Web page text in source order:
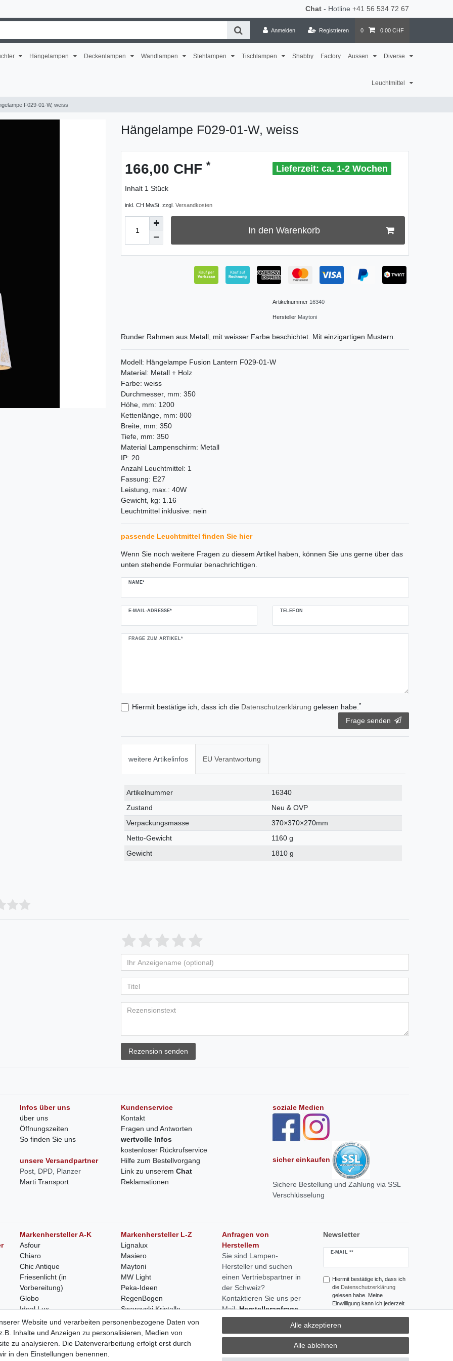
Chat - Hotline +41 56 534 72 67
Anmelden Registrieren 0 0,00 CHF
Hängelampen Deckenlampen Wandlampen Stehlampen Tischlampen Shabby Factory Aussen Diverse
Leuchtmittel
F029-01-W, weiss
Hängelampe F029-01-W, weiss
166,00 CHF *
Inhalt 1 Stück
ca. 1-2 Wochen
inkl. CH MwSt. zzgl. Versandkosten
In den Warenkorb
Artikelnummer 16340
Hersteller Maytoni
Runder Rahmen aus Metall, mit weisser Farbe beschichtet. Mit einzigartigen Mustern.
Modell: Hängelampe Fusion Lantern F029-01-W
Material: Metall + Holz
Farbe: weiss
Durchmesser, mm: 350
Höhe, mm: 1200
Kettenlänge, mm: 800
Breite, mm: 350
Tiefe, mm: 350
Material Lampenschirm: Metall
IP: 20
Anzahl Leuchtmittel: 1
Fassung: E27
Leistung, max.: 40W
Gewicht, kg: 1.16
Leuchtmittel inklusive: nein
passende Leuchtmittel finden Sie hier
Wenn Sie noch weitere Fragen zu diesem Artikel haben, können Sie uns gerne über das
unten stehende Formular benachrichtigen.
NAME*
E-MAIL-ADRESSE* TELEFON
FRAGE ZUM ARTIKEL*
Hiermit bestätige ich, dass ich die Daten­schutz­erklärung gelesen habe.*
Frage senden
weitere Artikelinfos EU Verantwortung
Technisches
Merkmal
Wert
Artikelnummer
16340
Zustand
Neu & OVP
Verpackungsmasse
370×370×270mm
Netto-Gewicht
1160 g
Gewicht
1810 g
Rezension senden
Infos über uns
über uns
Öffnungszeiten
So finden Sie uns
unsere Versandpartner
Post, DPD, Planzer
Marti Transport
Kundenservice
Kontakt
Fragen und Antworten
wertvolle Infos
kostenloser Rückrufservice
Hilfe zum Bestellvorgang
Link zu unserem Chat
Reklamationen
soziale Medien
sicher einkaufen
Sichere Bestellung und Zahlung via SSL
Verschlüsselung
Markenhersteller A-K
Asfour
Chiaro
Chic Antique
Friesenlicht (in
Vorbereitung)
Globo
Ideal Lux
Holländer
Kooduu
Markenhersteller L-Z
Lignalux
Masiero
Maytoni
MW Light
Peka-Ideen
RegenBogen
Swarovski Kristalle
Anfragen von
Herstellern
Sie sind Lampen-
Hersteller und suchen
einen Vertriebspartner in
der Schweiz?
Kontaktieren Sie uns per
Mail:Herstelleranfrage
Vertrieb Schweiz
Newsletter
E-MAIL **
Newsletter
Hiermit bestätige ich, dass ich
die Daten­schutz­erklärung
gelesen habe. Meine
Einwilligung kann ich jederzeit
widerrufen.**
** Hierbei handelt es sich um ein
Pflichtfeld.
Website und verarbeiten personenbezogene Daten von
Inhalte und Anzeigen zu personalisieren, Medien von
zu analysieren. Die Datenverarbeitung erfolgt erst durch
in den Einstellungen benennen.
Alle akzeptieren
Alle ablehnen